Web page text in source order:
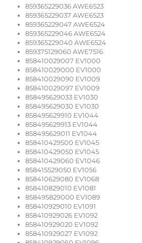
859365229036 AWE6523
859365229037 AWE6523
859365229047 AWE6524
859365229046 AWE6524
859365229040 AWE6524
859375129060 AWE7516
858410029007 EV1000
858410029000 EV1000
858410029090 EV1009
858410029097 EV1009
858495629033 EV1030
858495629030 EV1030
858495629910 EV1044
858495629913 EV1044
858495629011 EV1044
858410429500 EV1045
858410429050 EV1045
858410429060 EV1046
858415529050 EV1056
858410629080 EV1068
858410829010 EV1081
858495829000 EV1089
858410929010 EV1091
858410929026 EV1092
858410929020 EV1092
858410929027 EV1092